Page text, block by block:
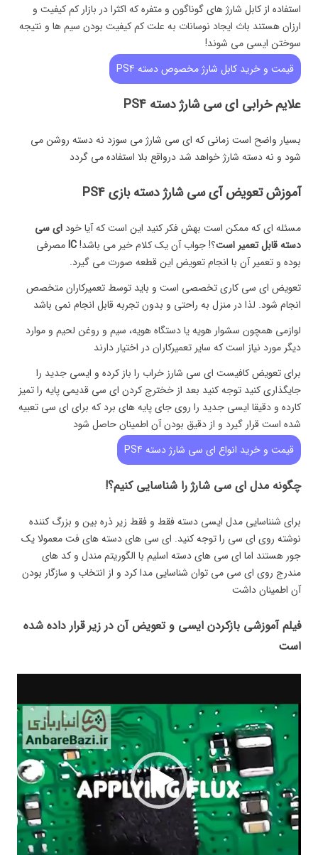
استفاده از کابل شارژ های گوناگون و متفره که اکثرا در بازار کم کیفیت و
ارزان هستند باث ایجاد نوسانات به علت کم کیفیت بودن سیم ها و نتیجه
سوختن ایسی می شوند!
قیمت و خرید کابل شارژ مخصوص دسته PS4
علایم خرابی ای سی شارژ دسته PS4
بسیار واضح است زمانی که ای سی شارژ می سوزد نه دسته روشن می
شود و نه دسته شارژ خواهد شد درواقع بلا استفاده می گردد
آموزش تعویض آی سی شارژ دسته بازی PS4
مسئله ای که ممکن است بهش فکر کنید این است که آیا خود ای سی
دسته قابل تعمیر است؟! جواب آن یک کلام خیر می باشد!ICمصرفی
بوده و تعمیر آن با انجام تعویض این قطعه صورت می گیرد.
تعویض ای سی کاری تخصصی است و باید توسط تعمیرکاران متخصص
انجام شود. لذا در منزل به راحتی و بدون تجربه قابل انجام نمی باشد
لوازمی همچون سشوار هویه یا دستگاه هویه، سیم و روغن لحیم و موارد
دیگر مورد نیاز است که سایر تعمیرکاران در اختیار دارند
برای تعویض کافیست ای سی شارز خراب را باز کرده و ایسی جدید را
جایگذاری کنید توجه کنید بعد از خخترج کردن ای سی قدیمی پایه را تمیز
کارده و دقیقا ایسی جدید را روی جای پایه های برد که برای ای سی تعبیه
شده است قرار گیرد و از دقیق بودن آن اطمینان حاصل شود
قیمت و خرید انواع ای سی شارژ دسته PS4
چگونه مدل ای سی شارژ را شناسایی کنیم؟!
برای شنناسایی مدل ایسی دسته فقط و فقط زیر ذره بین و بزرگ کننده
نوشته روی ای سی را توجه کنید. ای سی های دسته های فت معمولا یک
جور هستند اما ای سی های دسته اسلیم با الگوریتم مندل و کد های
مندرج روی ای سی می توان شناسایی مدا کرد و از انتخاب و سازگار بودن
آن اطمینان داشت
فیلم آموزشی بازکردن ایسی و تعویض آن در زیر قرار داده شده
است